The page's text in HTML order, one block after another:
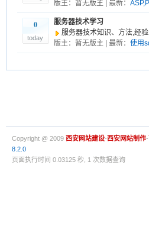
版主：暂无版主 | 最新：
0
today
服务器技术学习
服务器技术知识、方法,经
版主：暂无版主 | 最新： 使用
Copyright @ 2009 西安网站建设-西安网站制作-
8.2.0
页面执行时间 0.03125 秒, 1 次数据查询